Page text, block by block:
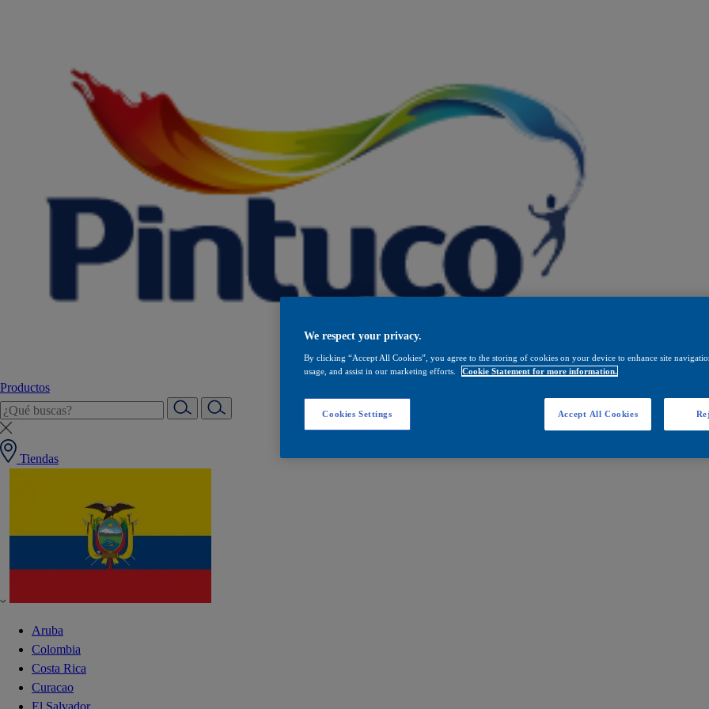
Productos
Tiendas
Aruba
Colombia
Costa Rica
Curacao
El Salvador
We respect your privacy.
By clicking “Accept All Cookies”, you agree to the storing of cookies on your device to enhance site
usage, and assist in our marketing efforts.
Cookie Statement for more information.
Cookies Settings Accept All Cookies